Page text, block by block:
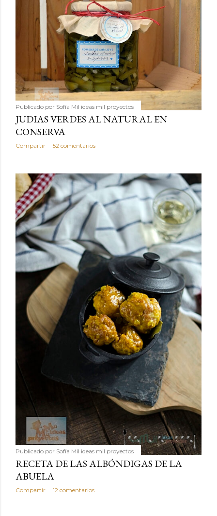
Publicado por Sofía Mil ideas mil proyectos
JUDIAS VERDES AL NATURAL EN
CONSERVA
Compartir 52 comentarios
Publicado por Sofía Mil ideas mil proyectos
RECETA DE LAS ALBÓNDIGAS DE LA
ABUELA
Compartir 12 comentarios